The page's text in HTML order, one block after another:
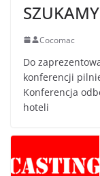
Cocomac
Do
konferencji
Konferencja
hoteli